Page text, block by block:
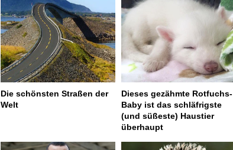
Die schönsten Straßen der
Welt
Dieses gezähmte Rotfuchs-
Baby ist das schläfrigste
(und süßeste) Haustier
überhaupt